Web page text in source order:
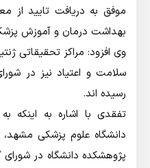
موفق به دریافت تایید از
بهداشت درمان و آموزش
وی افزود: مراکز تحقیقاتی
سلامت و اعتیاد نیز در
رسیده اند.
دانشگاه علوم پزشکی
پژوهشکده دانشگاه در